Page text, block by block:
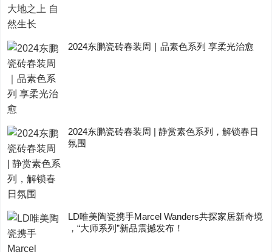
2024东鹏瓷砖春装周｜品素色系列 享柔光治愈
2024东鹏瓷砖春装周 | 静赏素色系列，解锁春日
氛围
LD唯美陶瓷携手Marcel Wanders共探家居新奇境
，“大师系列”新品震撼发布！